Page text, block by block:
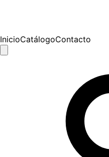
InicioCatálogoContacto